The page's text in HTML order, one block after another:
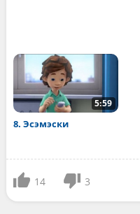
5:59
8. Эсэмэски
14 3